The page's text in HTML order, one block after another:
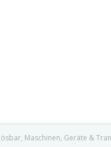
Maschinen, Geräte &